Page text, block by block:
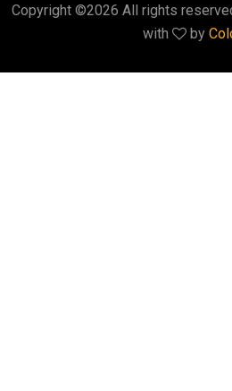
Copyright ©2026 All rights
with
by